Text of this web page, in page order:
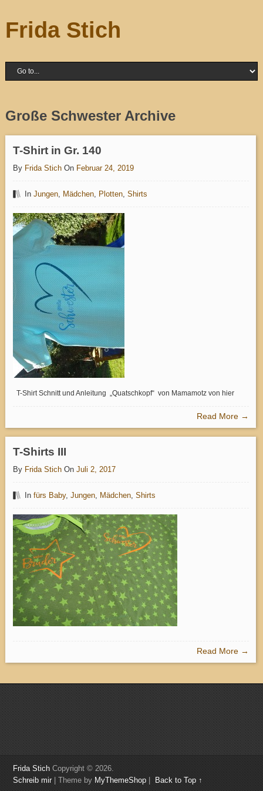
Frida Stich
Große Schwester Archive
T-Shirt in Gr. 140
By Frida Stich On Februar 24, 2019
In Jungen, Mädchen, Plotten, Shirts
T-Shirt Schnitt und Anleitung „Quatschkopf“ von Mamamotz von hier
Read More →
T-Shirts III
By Frida Stich On Juli 2, 2017
In fürs Baby, Jungen, Mädchen, Shirts
Read More →
Frida Stich Copyright © 2026.
Schreib mir| Theme by MyThemeShop Back to Top ↑